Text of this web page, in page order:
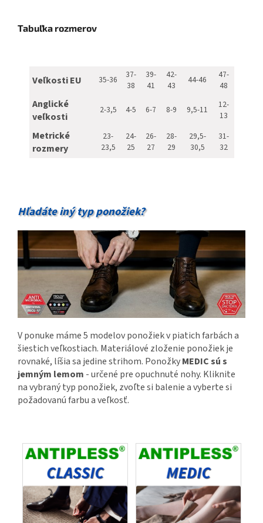
Tabuľka rozmerov
Veľkosti EU 35-36
37-
38
39-
41
42-
43
44-46
47-
48
Anglické
veľkosti
2-3,5 4-5 6-7 8-9 9,5-11
12-
13
Metrické
rozmery
23-
23,5
24-
25
26-
27
28-
29
29,5-
30,5
31-
32
Hľadáte iný typ ponožiek?
V ponuke máme 5 modelov ponožiek v piatich farbách a
šiestich veľkostiach. Materiálové zloženie ponožiek je
rovnaké, líšia sa jedine strihom. PonožkyMEDIC sú s
jemným lemom - určené pre opuchnuté nohy. Kliknite
na vybraný typ ponožiek, zvoľte si balenie a vyberte si
požadovanú farbu a veľkosť.